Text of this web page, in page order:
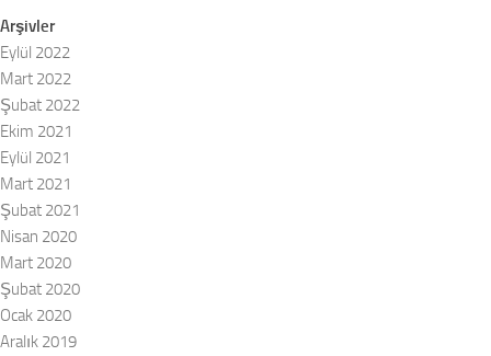
Arşivler
Eylül 2022
Mart 2022
Şubat 2022
Ekim 2021
Eylül 2021
Mart 2021
Şubat 2021
Nisan 2020
Mart 2020
Şubat 2020
Ocak 2020
Aralık 2019